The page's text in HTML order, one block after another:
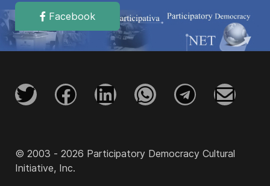
Facebook
© 2003 - 2026 Participatory Democracy Cultural
Initiative, Inc.